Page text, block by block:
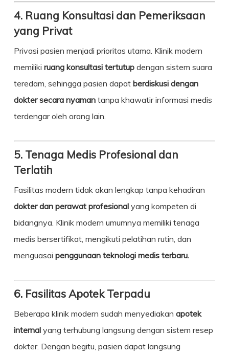
4. Ruang Konsultasi dan Pemeriksaan
yang Privat
Privasi pasien menjadi prioritas utama. Klinik modern
memiliki ruang konsultasi tertutupdengan sistem suara
teredam, sehingga pasien dapat berdiskusi dengan
dokter secara nyamantanpa khawatir informasi medis
terdengar oleh orang lain.
5. Tenaga Medis Profesional dan
Terlatih
Fasilitas modern tidak akan lengkap tanpa kehadiran
dokter dan perawat profesionalyang kompeten di
bidangnya. Klinik modern umumnya memiliki tenaga
medis bersertifikat, mengikuti pelatihan rutin, dan
menguasai penggunaan teknologi medis terbaru.
6. Fasilitas Apotek Terpadu
Beberapa klinik modern sudah menyediakan apotek
internalyang terhubung langsung dengan sistem resep
dokter. Dengan begitu, pasien dapat langsung